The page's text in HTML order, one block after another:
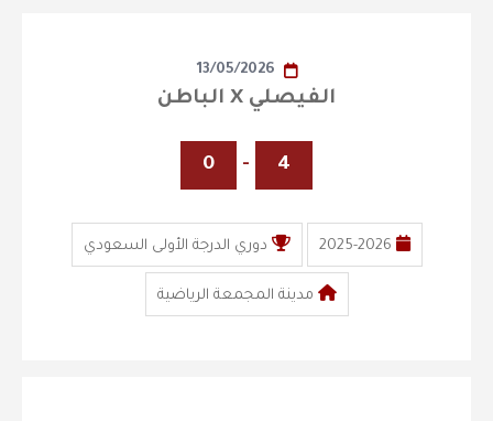
13/05/2026
الفيصلي X الباطن
4
-
0
2025-2026 دوري الدرجة الأولى السعودي
مدينة المجمعة الرياضية